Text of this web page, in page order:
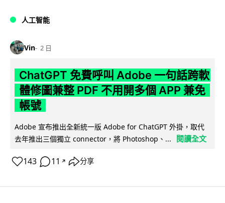
人工智能
Vin 2 日
ChatGPT 免費呼叫 Adobe 一句話跨軟
體修圖兼整 PDF 不用開多個 APP 兼免
帳號
Adobe 宣布推出全新統一版 Adobe for ChatGPT 外掛，取代
去年推出三個獨立 connector，將 Photoshop、...
閱讀全文
143 11 ↗ 分享